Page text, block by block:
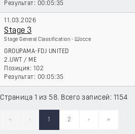
00:05:35
11.03.2026
Stage 3
Stage General Classification - Шоссе
GROUPAMA-FDJ UNITED
2.UWT / ME
102
00:05:35
Страница 1 из 58. Всего записей: 1154
« ‹ 1 2 › »